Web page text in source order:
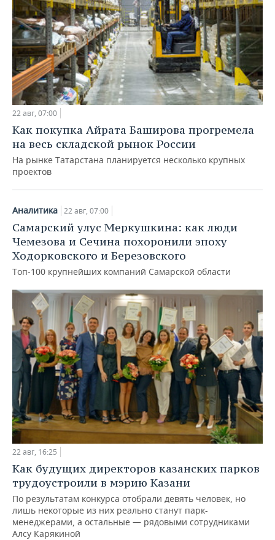
22 авг, 07:00
Как покупка Айрата Баширова прогремела
на весь складской рынок России
На рынке Татарстана планируется несколько крупных
проектов
Аналитика 22 авг, 07:00
Самарский улус Меркушкина: как люди
Чемезова и Сечина похоронили эпоху
Ходорковского и Березовского
Топ-100 крупнейших компаний Самарской области
22 авг, 16:25
Как будущих директоров казанских парков
трудоустроили в мэрию Казани
По результатам конкурса отобрали девять человек, но
лишь некоторые из них реально станут парк-
менеджерами, а остальные — рядовыми сотрудниками
Алсу Карякиной